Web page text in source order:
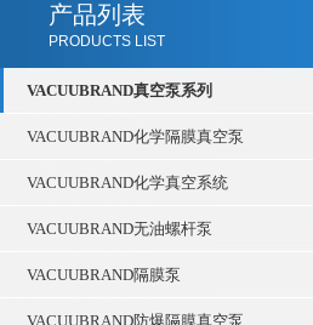
产品列表
PRODUCTS LIST
VACUUBRAND真空泵系列
VACUUBRAND化学隔膜真空泵
VACUUBRAND化学真空系统
VACUUBRAND无油螺杆泵
VACUUBRAND隔膜泵
VACUUBRAND防爆隔膜真空泵